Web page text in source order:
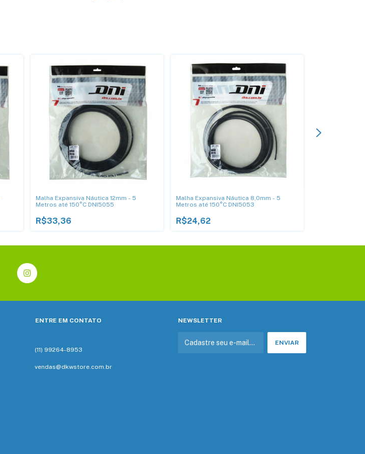
Malha Expansiva Náutica 12mm - 5
Metros até 150°C DNI5055
R$33,36
Malha Expansiva Náutica 8,0mm - 5
Metros até 150°C DNI5053
R$24,62
ENTRE EM CONTATO
(11) 99264-8953
vendas@dkwstore.com.br
NEWSLETTER